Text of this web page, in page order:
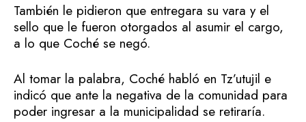
También le pidieron que entregara su vara y el
sello que le fueron otorgados al asumir el cargo,
a lo que Coché se negó.
Al tomar la palabra, Coché habló en Tz’utujil e
indicó que ante la negativa de la comunidad para
poder ingresar a la municipalidad se retiraría.